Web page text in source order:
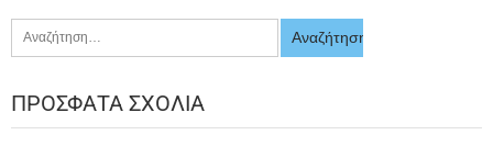
ΠΡΌΣΦΑΤΑ ΣΧΌΛΙΑ